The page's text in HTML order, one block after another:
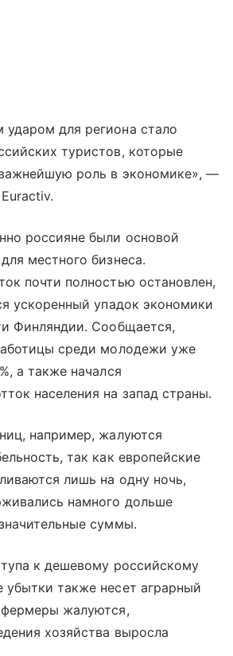
для региона стало
туристов, которые
роль в экономике», —
россияне были основой
местного бизнеса.
почти полностью остановлен,
ускоренный упадок экономики
Финляндии. Сообщается,
среди молодежи уже
а также начался
населения на запад страны.
например, жалуются
так как европейские
лишь на одну ночь,
намного дольше
суммы.
к дешевому российскому
также несет аграрный
жалуются,
хозяйства выросла